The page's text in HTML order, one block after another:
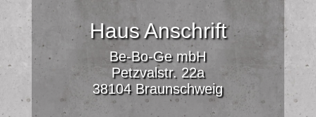
Haus Anschrift
Be-Bo-Ge mbH
Petzvalstr. 22a
38104 Braunschweig